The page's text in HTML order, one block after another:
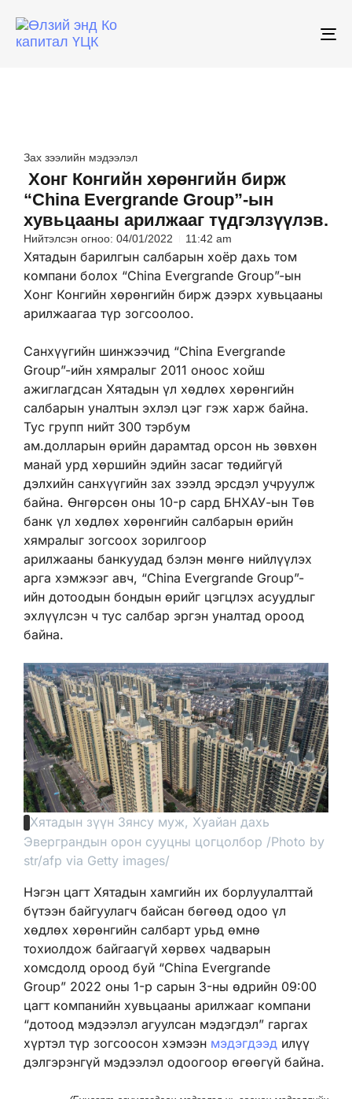
Зах зээлийн мэдээлэл
Хонг Конгийн хөрөнгийн бирж
“China Evergrande Group”-ын
хувьцааны арилжааг түдгэлзүүлэв.
Нийтэлсэн огноо: 04/01/2022 11:42 am
Хятадын барилгын салбарын хоёр дахь том
компани болох “China Evergrande Group”-ын
Хонг Конгийн хөрөнгийн бирж дээрх хувьцааны
арилжаагаа түр зогсоолоо.
Санхүүгийн шинжээчид “China Evergrande
Group”-ийн хямралыг 2011 оноос хойш
ажиглагдсан Хятадын үл хөдлөх хөрөнгийн
салбарын уналтын эхлэл цэг гэж харж байна.
Тус групп нийт 300 тэрбум
ам.долларын өрийн дарамтад орсон нь зөвхөн
манай урд хөршийн эдийн засаг төдийгүй
дэлхийн санхүүгийн зах зээлд эрсдэл учруулж
байна. Өнгөрсөн оны 10-р сард БНХАУ-ын Төв
банк үл хөдлөх хөрөнгийн салбарын өрийн
хямралыг зогсоох зорилгоор
арилжааны банкуудад бэлэн мөнгө нийлүүлэх
арга хэмжээг авч, “China Evergrande Group”-
ийн дотоодын бондын өрийг цэгцлэх асуудлыг
эхлүүлсэн ч тус салбар эргэн уналтад ороод
байна.
Хятадын зүүн Зянсу муж, Хуайан дахь
Эверграндын орон сууцны цогцолбор /Photo by
str/afp via Getty images/
Нэгэн цагт Хятадын хамгийн их борлуулалттай
бүтээн байгуулагч байсан бөгөөд одоо үл
хөдлөх хөрөнгийн салбарт урьд өмнө
тохиолдож байгаагүй хөрвөх чадварын
хомсдолд ороод буй “China Evergrande
Group” 2022 оны 1-р сарын 3-ны өдрийн 09:00
цагт компанийн хувьцааны арилжааг компани
“дотоод мэдээлэл агуулсан мэдэгдэл” гаргах
хүртэл түр зогсоосон хэмээн мэдэгдээд илүү
дэлгэрэнгүй мэдээлэл одоогоор өгөөгүй байна.